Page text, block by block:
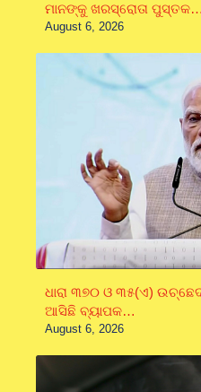
ମାନଙ୍କୁ ଖରସ୍ରୋତା ପୁସ୍ତକ…
August 6, 2026
ଧାରା ୩୭୦ ଓ ୩୫(ଏ)
ଆସିଛି ବ୍ୟାପକ…
August 6, 2026